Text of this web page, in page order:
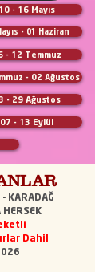
10 - 16 Mayıs
- 01 Haziran
- 12 Temmuz
- 02 Ağustos
- 29 Ağustos
07 - 13 Eylül
KARADAĞ
HERSEK
Dahil